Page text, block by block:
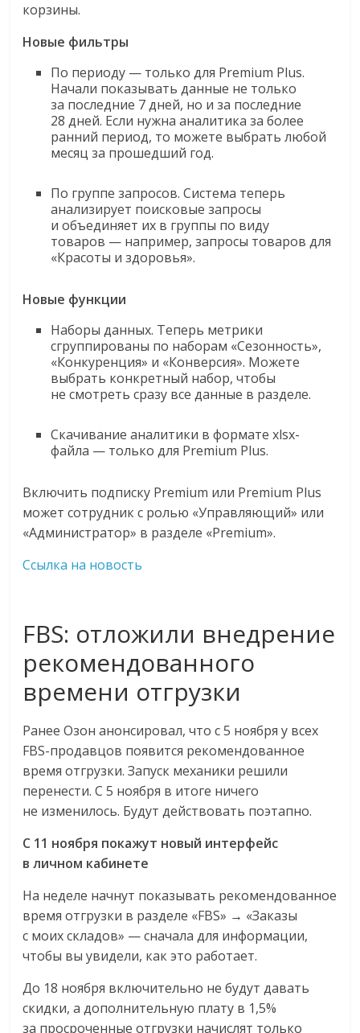
корзины.
Новые фильтры
По периоду — только для Premium Plus.
Начали показывать данные не только
за последние 7 дней, но и за последние
28 дней. Если нужна аналитика за более
ранний период, то можете выбрать любой
месяц за прошедший год.
По группе запросов. Система теперь
анализирует поисковые запросы
и объединяет их в группы по виду
товаров — например, запросы товаров для
«Красоты и здоровья».
Новые функции
Наборы данных. Теперь метрики
сгруппированы по наборам «Сезонность»,
«Конкуренция» и «Конверсия». Можете
выбрать конкретный набор, чтобы
не смотреть сразу все данные в разделе.
Скачивание аналитики в формате xlsx-
файла — только для Premium Plus.
Включить подписку Premium или Premium Plus
может сотрудник с ролью «Управляющий» или
«Администратор» в разделе «Premium».
Ссылка на новость
FBS: отложили внедрение
рекомендованного
времени отгрузки
Ранее Озон анонсировал, что с 5 ноября у всех
FBS-продавцов появится рекомендованное
время отгрузки. Запуск механики решили
перенести. С 5 ноября в итоге ничего
не изменилось. Будут действовать поэтапно.
С 11 ноября покажут новый интерфейс
в личном кабинете
На неделе начнут показывать рекомендованное
время отгрузки в разделе «FBS» → «Заказы
с моих складов» — сначала для информации,
чтобы вы увидели, как это работает.
До 18 ноября включительно не будут давать
скидки, а дополнительную плату в 1,5%
за просроченные отгрузки начислят только